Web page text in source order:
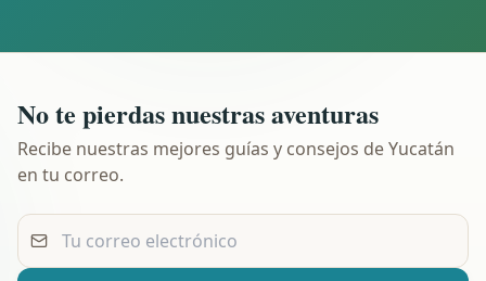
No te pierdas nuestras aventuras
Recibe nuestras mejores guías y consejos de Yucatán
en tu correo.
Tu correo electrónico